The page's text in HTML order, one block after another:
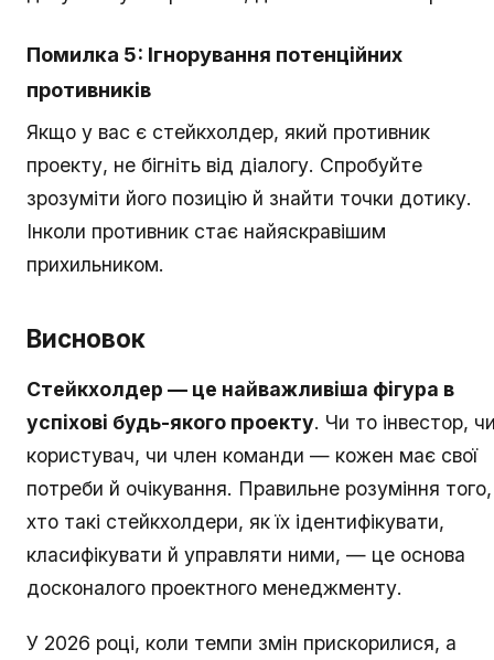
Помилка 5: Ігнорування потенційних
противників
Якщо у вас є стейкхолдер, який противник
проекту, не бігніть від діалогу. Спробуйте
зрозуміти його позицію й знайти точки дотику.
Інколи противник стає найяскравішим
прихильником.
Висновок
Стейкхолдер — це найважливіша фігура в
успіхові будь-якого проекту. Чи то інвестор,
користувач, чи член команди — кожен має свої
потреби й очікування. Правильне розуміння того,
хто такі стейкхолдери, як їх ідентифікувати,
класифікувати й управляти ними, — це основа
досконалого проектного менеджменту.
У 2026 році, коли темпи змін прискорилися, а